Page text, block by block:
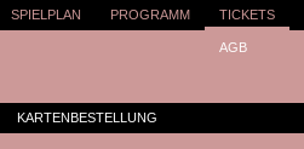
SPIELPLAN PROGRAMM TICKETS
AGB
KARTENBESTELLUNG